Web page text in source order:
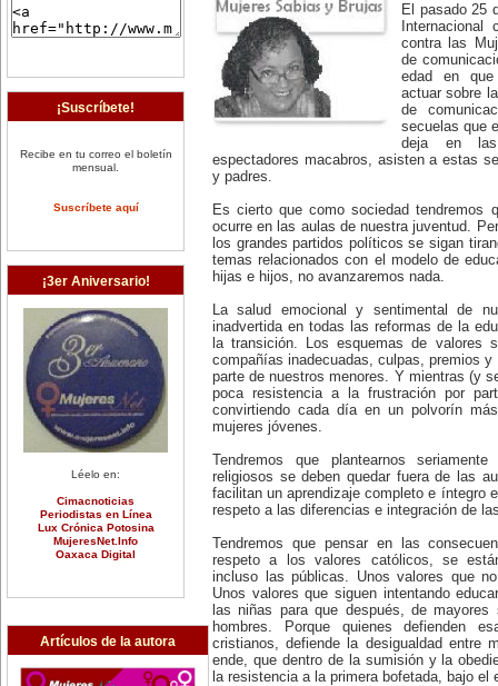
¡Suscríbete!
Recibe en tu correo el boletín
mensual.
Suscríbete aquí
¡3er Aniversario!
Léelo en:
Cimacnoticias
Periodistas en Línea
Lux Crónica Potosina
MujeresNet.Info
Oaxaca Digital
Artículos de la autora
El pasado 25
contra las
de
edad en que
actuar sobre
de
secuelas que
deja en
espectadores macabros, asisten a estas
y padres.
Es cierto que como sociedad tendremos
ocurre en las aulas de nuestra juventud.
los grandes partidos políticos se sigan
temas relacionados con el modelo de
hijas e hijos, no avanzaremos nada.
La salud emocional y sentimental de
inadvertida en todas las reformas de la
la transición. Los esquemas de valores
compañías inadecuadas, culpas, premios
parte de nuestros menores. Y mientras (y
poca resistencia a la frustración por
convirtiendo cada día en un polvorín
mujeres jóvenes.
Tendremos que plantearnos
religiosos se deben quedar fuera de las
facilitan un aprendizaje completo e íntegro
respeto a las diferencias e integración de
Tendremos que pensar en las
respeto a los valores católicos, se
incluso las públicas. Unos valores que
Unos valores que siguen intentando
las niñas para que después, de
hombres. Porque quienes defienden
cristianos, defiende la desigualdad entre
ende, que dentro de la sumisión y la
la resistencia a la primera bofetada, bajo el